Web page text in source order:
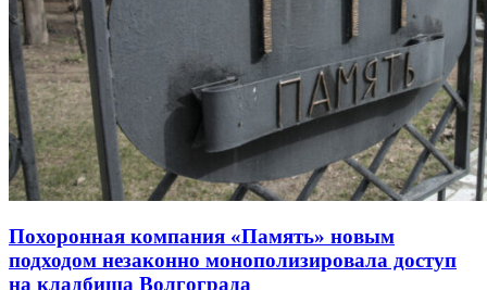
Похоронная компания «Память» новым
подходом незаконно монополизировала доступ
на кладбища Волгограда